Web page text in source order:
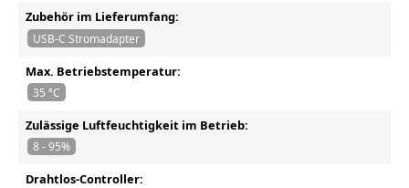
Zubehör im Lieferumfang:
USB-C Stromadapter
Max. Betriebstemperatur:
35 °C
Zulässige Luftfeuchtigkeit im Betrieb:
8 - 95%
Drahtlos-Controller: